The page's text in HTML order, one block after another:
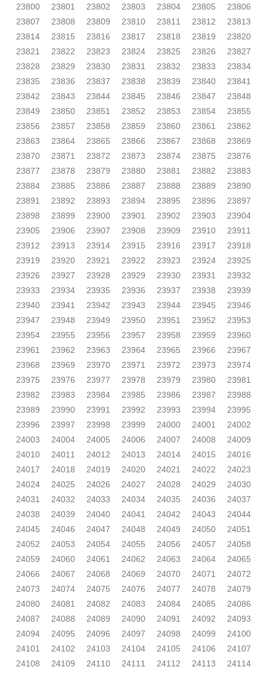
23800
23801 23802 23803 23804 23805
23806
23807
23808 23809 23810 23811 23812
23813
23814
23815 23816 23817 23818 23819
23820
23821
23822 23823 23824 23825 23826
23827
23828
23829 23830 23831 23832 23833
23834
23835
23836 23837 23838 23839 23840
23841
23842
23843 23844 23845 23846 23847
23848
23849
23850 23851 23852 23853 23854
23855
23856
23857 23858 23859 23860 23861
23862
23863
23864 23865 23866 23867 23868
23869
23870
23871 23872 23873 23874 23875
23876
23877
23878 23879 23880 23881 23882
23883
23884
23885 23886 23887 23888 23889
23890
23891
23892 23893 23894 23895 23896
23897
23898
23899 23900 23901 23902 23903
23904
23905
23906 23907 23908 23909 23910
23911
23912
23913 23914 23915 23916 23917
23918
23919
23920 23921 23922 23923 23924
23925
23926
23927 23928 23929 23930 23931
23932
23933
23934 23935 23936 23937 23938
23939
23940
23941 23942 23943 23944 23945
23946
23947
23948 23949 23950 23951 23952
23953
23954
23955 23956 23957 23958 23959
23960
23961
23962 23963 23964 23965 23966
23967
23968
23969 23970 23971 23972 23973
23974
23975
23976 23977 23978 23979 23980
23981
23982
23983 23984 23985 23986 23987
23988
23989
23990 23991 23992 23993 23994
23995
23996
23997 23998 23999 24000 24001
24002
24003
24004 24005 24006 24007 24008
24009
24010
24011 24012 24013 24014 24015
24016
24017
24018 24019 24020 24021 24022
24023
24024
24025 24026 24027 24028 24029
24030
24031
24032 24033 24034 24035 24036
24037
24038
24039 24040 24041 24042 24043
24044
24045
24046 24047 24048 24049 24050
24051
24052
24053 24054 24055 24056 24057
24058
24059
24060 24061 24062 24063 24064
24065
24066
24067 24068 24069 24070 24071
24072
24073
24074 24075 24076 24077 24078
24079
24080
24081 24082 24083 24084 24085
24086
24087
24088 24089 24090 24091 24092
24093
24094
24095 24096 24097 24098 24099
24100
24101
24102 24103 24104 24105 24106
24107
24108
24109 24110 24111 24112 24113
24114